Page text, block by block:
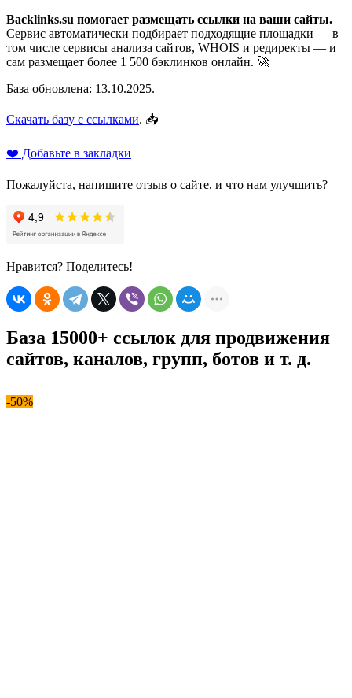
Backlinks.su помогает размещать ссылки на ваши сайты.
Сервис автоматически подбирает подходящие площадки — в
том числе сервисы анализа сайтов, WHOIS и редиректы — и
сам размещает более 1 500 бэклинков онлайн. 🚀
База обновлена: 13.10.2025.
Скачать базу с ссылками. 📥
❤️ Добавьте в закладки
Пожалуйста, напишите отзыв о сайте, и что нам улучшить?
Нравится? Поделитесь!
База 15000+ ссылок для продвижения
сайтов, каналов, групп, ботов и т. д.
-50%